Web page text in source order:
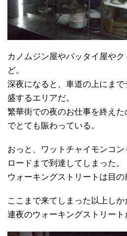
カノムジン屋やパッタイ屋や
ど。
深夜になると、車道の上にま
盛するエリアだ。
繁華街での夜のお仕事を終え
でとても賑わっている。
おっと、ワットチャイモンコ
ロードまで到達してしまった。
ウォーキングストリートは目の
ここまで来てしまった以上しか
連夜のウォーキングストリート